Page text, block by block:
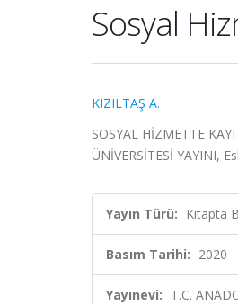
Sosyal
KIZILTAŞ A.
SOSYAL HİZMETTE
ÜNİVERSİTESİ YAYINI,
Yayın Türü: Kitapta
Basım Tarihi: 2020
Yayınevi: T.C.